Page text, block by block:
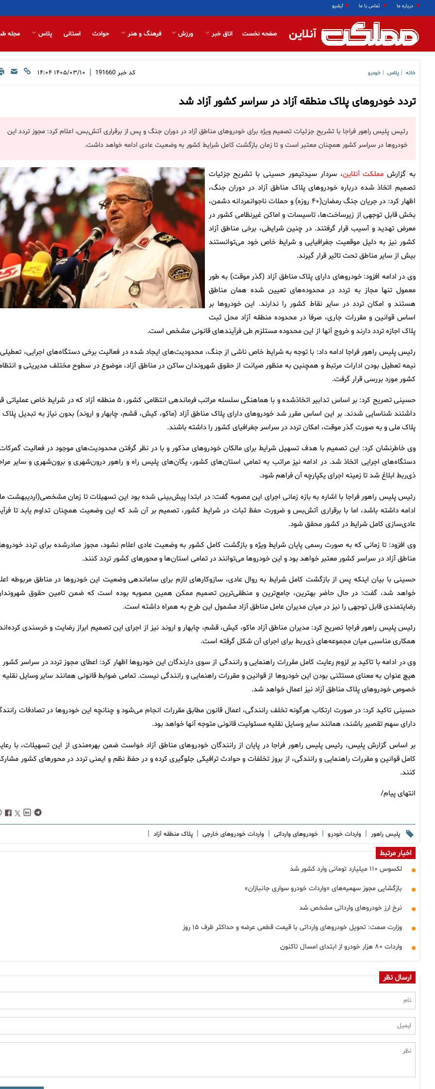
درباره ما تماس با ما آرشیو
آنلاین صفحه نخست اتاق خبر ورزش فرهنگ و هنر حوادث استانی پلاس مجله
خانه پلاس خودرو کد خبر 191660
| ۱۴۰۵/۰۳/۱۰ ۱۴:۰۴
تردد خودروهای پلاک منطقه آزاد در سراسر کشور آزاد شد
رئیس پلیس راهور فراجا با تشریح جزئیات تصمیم ویژه برای خودروهای مناطق آزاد در دوران جنگ و پس از برقراری آتش‌بس، اعلام کرد: مجوز تردد این
خودروها در سراسر کشور همچنان معتبر است و تا زمان بازگشت کامل شرایط کشور به وضعیت عادی ادامه خواهد داشت.
به گزارش مملکت آنلاین، سردار سیدتیمور حسینی با تشریح جزئیات
تصمیم اتخاذ شده درباره خودروهای پلاک مناطق آزاد در دوران جنگ،
اظهار کرد: در جریان جنگ رمضان(۴۰ روزه) و حملات ناجوانمردانه دشمن،
بخش قابل توجهی از زیرساخت‌ها، تاسیسات و اماکن غیرنظامی کشور در
معرض تهدید و آسیب قرار گرفتند. در چنین شرایطی، برخی مناطق آزاد
کشور نیز به دلیل موقعیت جغرافیایی و شرایط خاص خود می‌توانستند
بیش از سایر مناطق تحت تاثیر قرار گیرند.
وی در ادامه افزود: خودروهای دارای پلاک مناطق آزاد (گذر موقت) به طور
معمول تنها مجاز به تردد در محدوده‌های تعیین‌ شده همان مناطق
هستند و امکان تردد در سایر نقاط کشور را ندارند. این خودروها بر
اساس قوانین و مقررات جاری، صرفا در محدوده منطقه آزاد محل ثبت
پلاک اجازه تردد دارند و خروج آنها از این محدوده مستلزم طی فرآیندهای قانونی مشخص است.
رئیس پلیس راهور فراجا ادامه داد: با توجه به شرایط خاص ناشی از جنگ، محدودیت‌های ایجاد شده در فعالیت برخی دستگاه‌های اجرایی، تعطیلی
نیمه‌ تعطیل بودن ادارات مرتبط و همچنین به منظور صیانت از حقوق شهروندان ساکن در مناطق آزاد، موضوع در سطوح مختلف مدیریتی و
کشور مورد بررسی قرار گرفت.
حسینی تصریح کرد: بر اساس تدابیر اتخاذشده و با هماهنگی سلسله مراتب فرماندهی انتظامی کشور، ۵ منطقه آزاد که در شرایط خاص
داشتند شناسایی شدند. بر این اساس مقرر شد خودروهای دارای پلاک مناطق آزاد (ماکو، کیش، قشم، چابهار و اروند) بدون نیاز به تبدیل پلاک
پلاک ملی و به صورت گذر موقت، امکان تردد در سراسر جغرافیای کشور را داشته باشند.
وی خاطرنشان کرد: این تصمیم با هدف تسهیل شرایط برای مالکان خودروهای مذکور و با در نظر گرفتن محدودیت‌های موجود در فعالیت
دستگاه‌های اجرایی اتخاذ شد. در ادامه نیز مراتب به تمامی استان‌های کشور، یگان‌های پلیس راه و راهور درون‌شهری و برون‌شهری و سایر
ذی‌ربط ابلاغ شد تا زمینه اجرای یکپارچه آن فراهم شود.
رئیس پلیس راهور فراجا با اشاره به بازه زمانی اجرای این مصوبه گفت: در ابتدا پیش‌بینی شده بود این تسهیلات تا زمان مشخصی(اردیبهشت
ادامه داشته باشد، اما با برقراری آتش‌بس و ضرورت حفظ ثبات در شرایط کشور، تصمیم بر آن شد که این وضعیت همچنان تداوم یابد تا
عادی‌سازی کامل شرایط در کشور محقق شود.
وی افزود: تا زمانی که به صورت رسمی پایان شرایط ویژه و بازگشت کامل کشور به وضعیت عادی اعلام نشود، مجوز صادرشده برای تردد
مناطق آزاد در سراسر کشور معتبر خواهد بود و این خودروها می‌توانند در تمامی استان‌ها و محورهای کشور تردد کنند.
حسینی با بیان اینکه پس از بازگشت کامل شرایط به روال عادی، سازوکارهای لازم برای ساماندهی وضعیت این خودروها در مناطق مربوطه
خواهد شد، گفت: در حال حاضر بهترین، جامع‌ترین و منطقی‌ترین تصمیم ممکن همین مصوبه بوده است که ضمن تامین حقوق
رضایتمندی قابل توجهی را نیز در میان مدیران عامل مناطق آزاد مشمول این طرح به همراه داشته است.
رئیس پلیس راهور فراجا تصریح کرد: مدیران مناطق آزاد ماکو، کیش، قشم، چابهار و اروند نیز از اجرای این تصمیم ابراز رضایت و خرسندی
همکاری مناسبی میان مجموعه‌های ذی‌ربط برای اجرای آن شکل گرفته است.
وی در ادامه با تاکید بر لزوم رعایت کامل مقررات راهنمایی و رانندگی از سوی دارندگان این خودروها اظهار کرد: اعطای مجوز تردد در سراسر کشور
هیچ عنوان به معنای مستثنی بودن این خودروها از قوانین و مقررات راهنمایی و رانندگی نیست. تمامی ضوابط قانونی همانند سایر وسایل نقلیه
خصوص خودروهای پلاک مناطق آزاد نیز اعمال خواهد شد.
حسینی تاکید کرد: در صورت ارتکاب هرگونه تخلف رانندگی، اعمال قانون مطابق مقررات انجام می‌شود و چنانچه این خودروها در تصادفات
دارای سهم تقصیر باشند، همانند سایر وسایل نقلیه مسئولیت قانونی متوجه آنها خواهد بود.
بر اساس گزارش پلیس، رئیس پلیس راهور فراجا در پایان از رانندگان خودروهای مناطق آزاد خواست ضمن بهره‌مندی از این تسهیلات، با
کامل قوانین و مقررات راهنمایی و رانندگی، از بروز تخلفات و حوادث ترافیکی جلوگیری کرده و در حفظ نظم و ایمنی تردد در محورهای کشور
کنند.
انتهای پیام/
پلیس راهور | واردات خودرو | خودروهای وارداتی | واردات خودروهای خارجی | پلاک منطقه آزاد |
اخبار مرتبط
لکسوس ۱۱۰ میلیارد تومانی وارد کشور شد
بازگشایی مجوز سهمیه‌های «واردات خودرو سواری جانبازان»
نرخ ارز خودروهای وارداتی مشخص شد
وزارت صمت: تحویل خودروهای وارداتی با قیمت قطعی عرضه و حداکثر ظرف ۱۵ روز
واردات ۸۰ هزار خودرو از ابتدای امسال تاکنون
ارسال نظر